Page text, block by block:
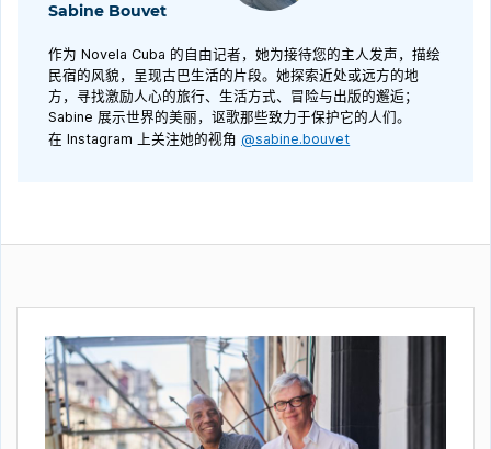
Sabine Bouvet
作为 Novela Cuba 的自由记者，她为接待您的主人发声，描绘
民宿的风貌，呈现古巴生活的片段。她探索近处或远方的地
方，寻找激励人心的旅行、生活方式、冒险与出版的邂逅；
Sabine 展示世界的美丽，讴歌那些致力于保护它的人们。
在 Instagram 上关注她的视角@sabine.bouvet